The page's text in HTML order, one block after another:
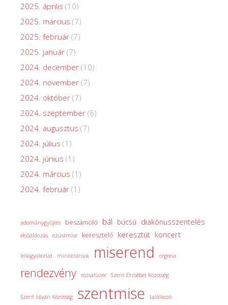
2025. április (10)
2025. március (7)
2025. február (7)
2025. január (7)
2024. december (10)
2024. november (7)
2024. október (7)
2024. szeptember (6)
2024. augusztus (7)
2024. július (1)
2024. június (1)
2024. március (1)
2024. február (1)
adománygyűjtés beszámoló bál búcsú diakónusszentelés
elsőáldozás ezüstmise keresztelő keresztút koncert
lelkigyakorlat ministránsok miserend orgona
rendezvény rózsafüzér Szent Erzsébet Közösség
Szent István Közösség szentmise találkozó